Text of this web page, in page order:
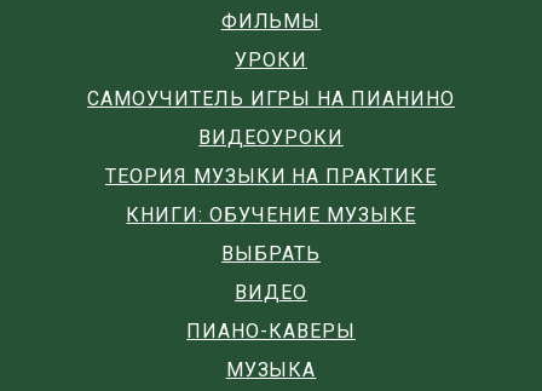
ФИЛЬМЫ
УРОКИ
САМОУЧИТЕЛЬ ИГРЫ НА ПИАНИНО
ВИДЕОУРОКИ
ТЕОРИЯ МУЗЫКИ НА ПРАКТИКЕ
КНИГИ: ОБУЧЕНИЕ МУЗЫКЕ
ВЫБРАТЬ
ВИДЕО
ПИАНО-КАВЕРЫ
МУЗЫКА